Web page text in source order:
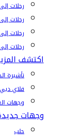
رحلات
رحلات
رحلات
رحلات
اكتشف
تأشيرة
فلاي
وجهات
وجهات
حلب